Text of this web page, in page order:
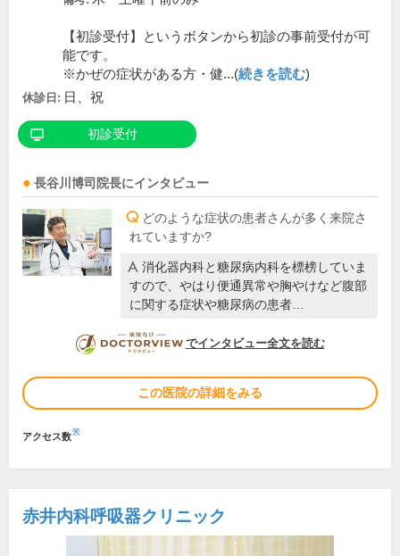
【初診受付】というボタンから初診の事前受付が可
能です。
※かぜの症状がある方・健...(続きを読む)
休診日: 日、祝
初診受付
長谷川博司 院長にインタビュー
どのような症状の患者さんが多く来院さ
れていますか?
消化器内科と糖尿病内科を標榜していま
すので、やはり便通異常や胸やけなど腹部
に関する症状や糖尿病の患者…
DOCTORVIEW
でインタビュー全文を読む
この医院の詳細をみる
アクセス数※
赤井内科呼吸器クリニック